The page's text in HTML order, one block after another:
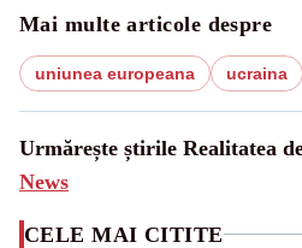
Mai multe articole despre
uniunea europeana ucraina
Urmărește știrile Realitatea
News
CELE MAI CITITE